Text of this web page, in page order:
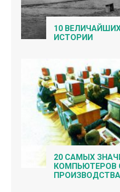
10
ИСТОРИИ
20 САМЫХ
КОМПЬЮТЕРОВ